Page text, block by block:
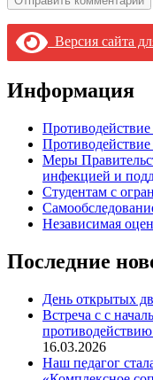
Версия сайта
Информация
Меры
инфекцией и
Студентам с
Независимая
Последние
День открытых
Встреча с с
16.03.2026
Наш педагог